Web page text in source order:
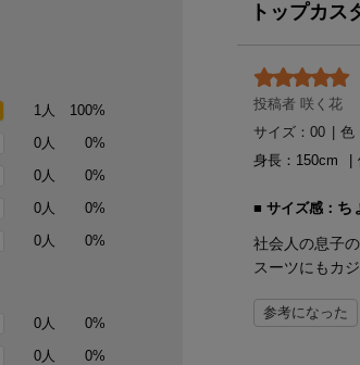
1人
100%
0人
0%
0人
0%
0人
0%
0人
0%
0人
0%
0人 0%
トップカス
投稿者 咲く花
サイズ：00 | 色
身長： 150
サイズ感： ち
社会人の息子
スーツにもカ
参考になった